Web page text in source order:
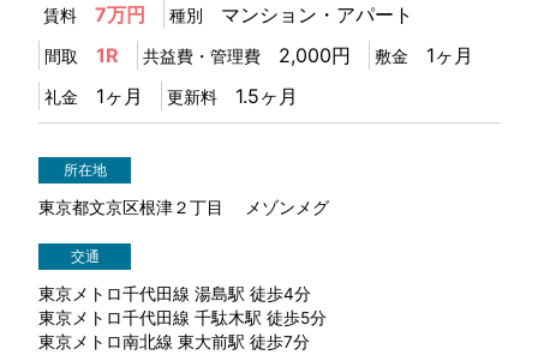
賃料 7万円 種別 マンション・アパート
間取 1R 共益費・管理費 2,000円 敷金 1ヶ月
礼金 1ヶ月 更新料 1.5ヶ月
所在地
東京都文京区根津２丁目 メゾンメグ
交通
東京メトロ千代田線 湯島駅 徒歩4分
東京メトロ千代田線 千駄木駅 徒歩5分
東京メトロ南北線 東大前駅 徒歩7分